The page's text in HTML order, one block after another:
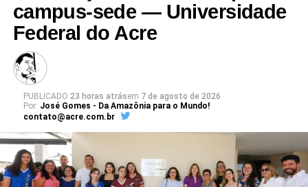
campus-sede — Universidade
Federal do Acre
PUBLICADO 23 horas atrásem 7 de agosto de 2026
Por: José Gomes - Da Amazônia para o Mundo!
contato@acre.com.br